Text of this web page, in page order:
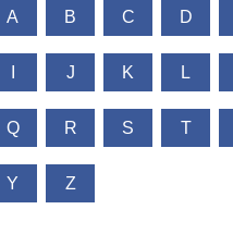
A B C D
J K L
Q R S T
Y Z